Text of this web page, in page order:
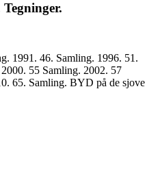
1991. 46. Samling. 1996. 51.
55 Samling. 2002. 57
65. Samling. BYD på de sjove